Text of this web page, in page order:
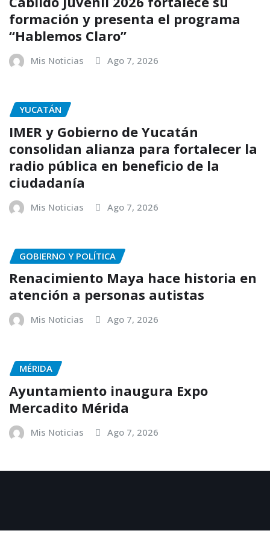
formación y presenta el programa
“Hablemos Claro”
Mis Noticias Ago 7, 2026
YUCATÁN
IMER y Gobierno de Yucatán
consolidan alianza para fortalecer la
radio pública en beneficio de la
ciudadanía
Mis Noticias Ago 7, 2026
GOBIERNO Y POLÍTICA
Renacimiento Maya hace historia en
atención a personas autistas
Mis Noticias Ago 7, 2026
MÉRIDA
Ayuntamiento inaugura Expo
Mercadito Mérida
Mis Noticias Ago 7, 2026